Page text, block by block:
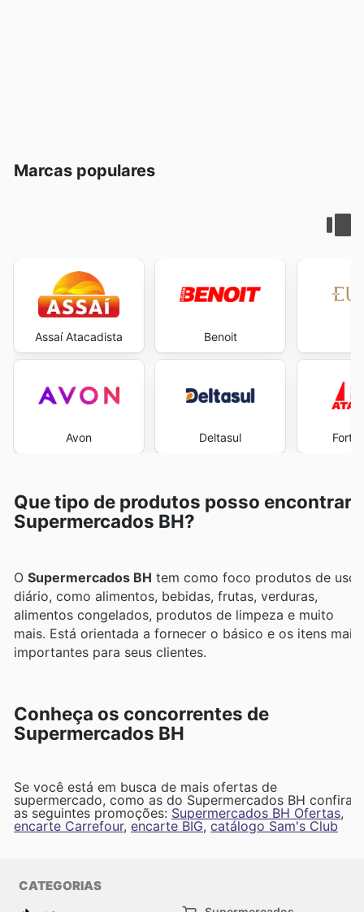
Marcas populares
Assaí Atacadista
Avon
Benoit
Deltasul Fort
Que tipo de produtos posso encontrar
Supermercados BH?
O Supermercados BH tem como foco produtos de uso
diário, como alimentos, bebidas, frutas, verduras,
alimentos congelados, produtos de limpeza e muito
mais. Está orientada a fornecer o básico e os itens mais
importantes para seus clientes.
Conheça os concorrentes de
Supermercados BH
Se você está em busca de mais ofertas de
supermercado, como as do Supermercados BH confira
as seguintes promoções: Supermercados BH Ofertas,
encarte Carrefour, encarte BIG, catálogo Sam's Club
CATEGORIAS